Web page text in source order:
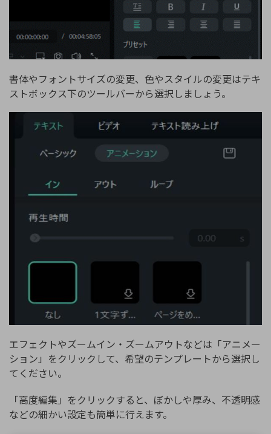
書体やフォントサイズの変更、色やスタイルの変更はテキ
ストボックス下のツールバーから選択しましょう。
エフェクトやズームイン・ズームアウトなどは「アニメー
ション」をクリックして、希望のテンプレートから選択し
てください。
「高度編集」をクリックすると、ぼかしや厚み、不透明感
などの細かい設定も簡単に行えます。